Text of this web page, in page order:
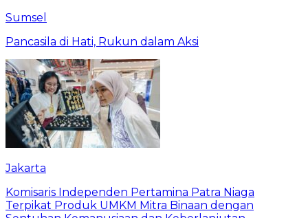
Sumsel
Pancasila di Hati, Rukun dalam Aksi
Jakarta
Komisaris Independen Pertamina Patra Niaga
Terpikat Produk UMKM Mitra Binaan dengan